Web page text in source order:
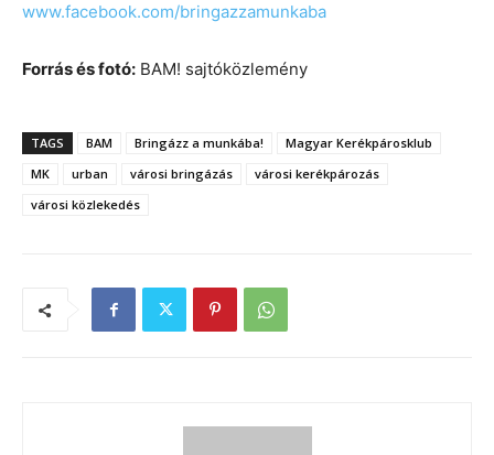
www.facebook.com/bringazzamunkaba
Forrás és fotó: BAM! sajtóközlemény
TAGS BAM Bringázz a munkába!
Magyar Kerékpárosklub
MK
urban városi bringázás
városi kerékpározás
városi közlekedés